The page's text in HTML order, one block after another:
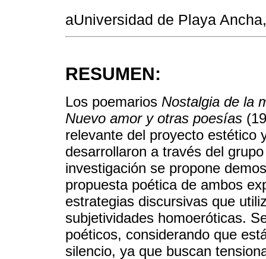
aUniversidad de Playa
RESUMEN:
Los poemarios Nostalgia de la
Nuevo amor y otras poesías
relevante del proyecto estético
desarrollaron a través del
investigación se propone
propuesta poética de ambos
estrategias discursivas que
subjetividades homoeróticas.
poéticos, considerando que
silencio, ya que buscan